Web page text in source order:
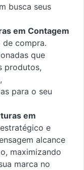
busca seus
em Contagem
compra.
que
produtos,
para o seu
em
e
alcance
maximizando
marca no